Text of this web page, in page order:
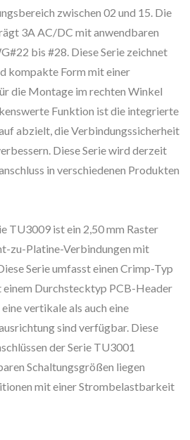
zwischen 02 und 15. Die
3A AC/DC mit anwendbaren
bis #28. Diese Serie zeichnet
kompakte Form mit einer
die Montage im rechten Winkel
Funktion ist die integrierte
abzielt, die Verbindungssicherheit
Diese Serie wird derzeit
in verschiedenen Produkten
TU3009 ist ein 2,50 mm Raster
zu-Platine-Verbindungen mit
Serie umfasst einen Crimp-Typ
einem Durchstecktyp PCB-Header
vertikale als auch eine
sind verfügbar. Diese
der Serie TU3001
Schaltungsgrößen liegen
mit einer Strombelastbarkeit